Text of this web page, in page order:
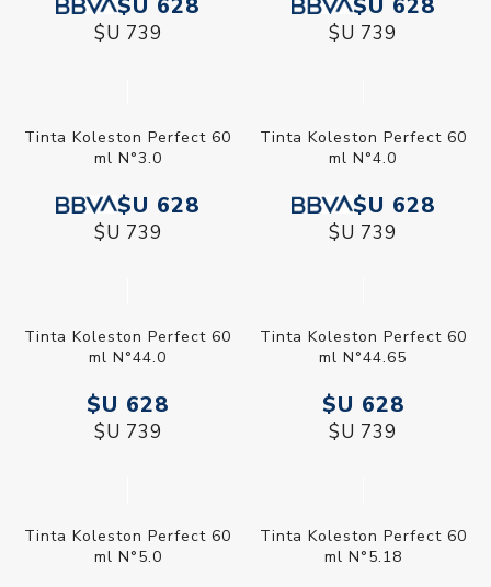
$U 739 $U 739
Tinta Koleston Perfect 60
ml N°3.0
$U 628
$U 739
Tinta Koleston Perfect 60
ml N°4.0
$U 628
$U 739
Tinta Koleston Perfect 60
ml N°44.0
$U 628
$U 739
Tinta Koleston Perfect 60
ml N°44.65
$U 628
$U 739
Tinta Koleston Perfect 60
ml N°5.0
Tinta Koleston Perfect 60
ml N°5.18